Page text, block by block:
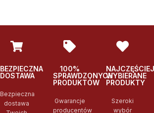
BEZPIECZNA
DOSTAWA
Bezpieczna
dostawa
100%
SPRAWDZONYCH
PRODUKTÓW
Gwarancje
producentów
NAJCZĘŚCIEJ
WYBIERANE
PRODUKTY
Szeroki
wybór